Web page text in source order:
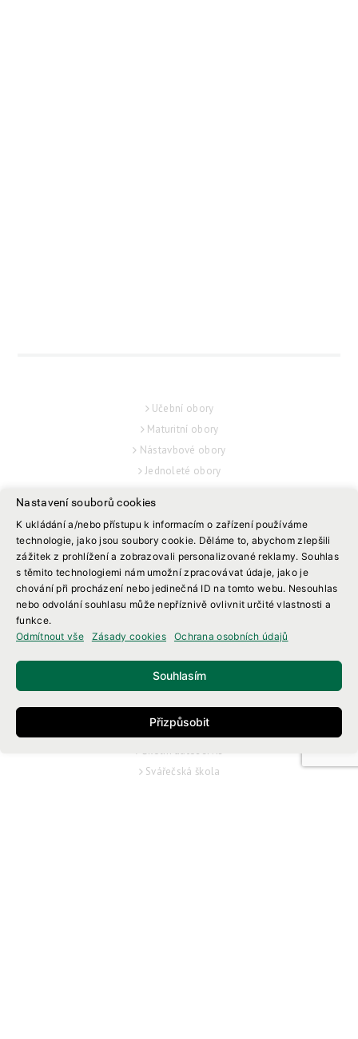
Učební obory
Maturitní obory
Nástavbové obory
Jednoleté obory
STUDENT
Suplování
Rozvrh hodin
Maturitní zkoušky
Závěrečné zkoušky
Návody
Podpora žáků
SLUŽBY
Školní jídelna
Domov mládeže
Autoškola
Školní autoservis
Svářečská škola
Nastavení souborů cookies
K ukládání a/nebo přístupu k informacím o zařízení používáme
technologie, jako jsou soubory cookie. Děláme to, abychom zlepšili
zážitek z prohlížení a zobrazovali personalizované reklamy. Souhlas
s těmito technologiemi nám umožní zpracovávat údaje, jako je
chování při procházení nebo jedinečná ID na tomto webu. Nesouhlas
nebo odvolání souhlasu může nepříznivě ovlivnit určité vlastnosti a
funkce.
Odmítnout vše
Zásady cookies Ochrana osobních údajů
Souhlasím
Přizpůsobit